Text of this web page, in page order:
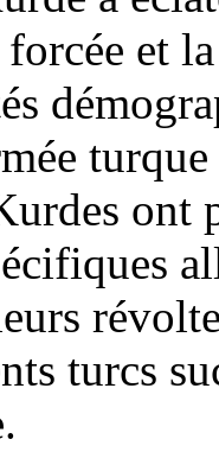
forcée et
turcs